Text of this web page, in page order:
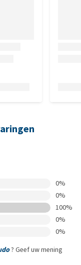
0%
0%
100%
0%
0%
? Geef uw mening